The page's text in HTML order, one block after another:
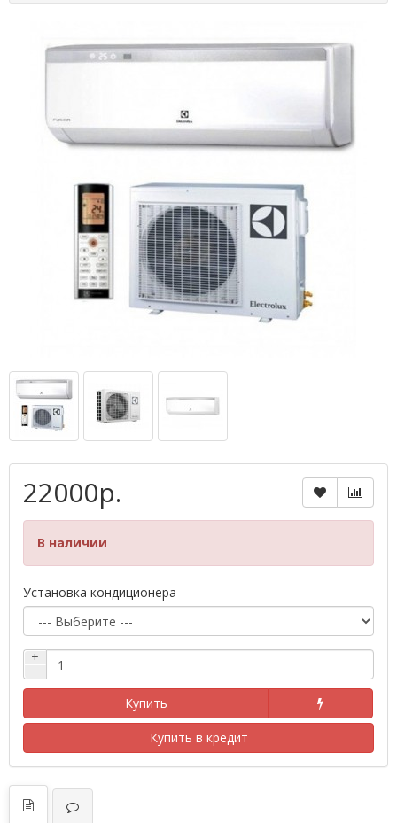
22000р.
В наличии
Установка кондиционера
+
−
Купить
Купить в кредит